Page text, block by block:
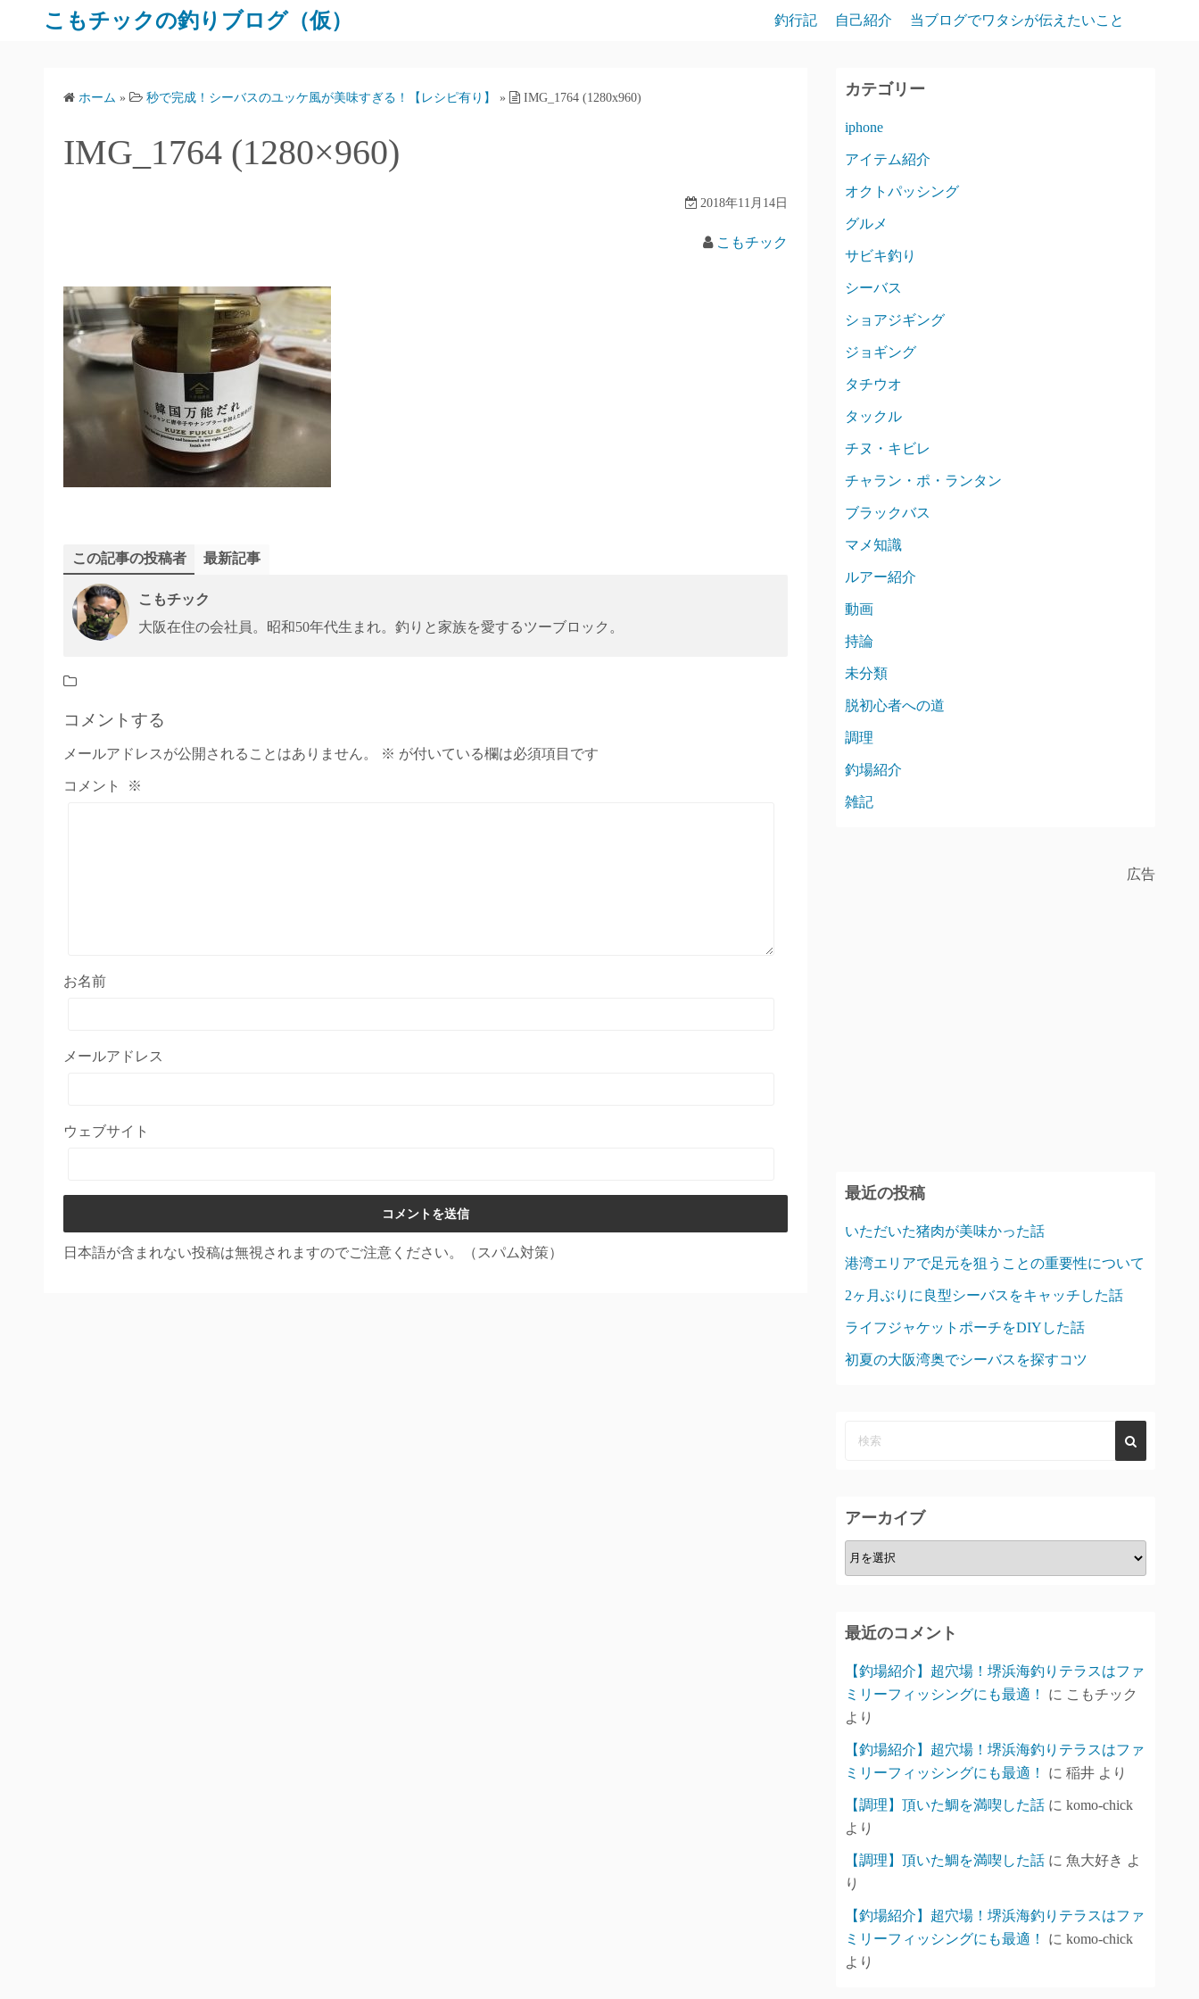
こもチックの釣りブログ（仮） 釣行記 自己紹介 当ブログでワタシが伝えたいこと
ホーム » 秒で完成！シーバスのユッケ風が美味すぎる！【レシピ有り】 » IMG_1764 (1280x960)
IMG_1764 (1280×960)
2018年11月14日
こもチック
この記事の投稿者 最新記事
こもチック
大阪在住の会社員。昭和50年代生まれ。釣りと家族を愛するツーブロック。
コメントする
メールアドレスが公開されることはありません。 ※ が付いている欄は必須項目です
コメント ※
お名前
メールアドレス
ウェブサイト
日本語が含まれない投稿は無視されますのでご注意ください。（スパム対策）
カテゴリー
iphone
アイテム紹介
オクトパッシング
グルメ
サビキ釣り
シーバス
ショアジギング
ジョギング
タチウオ
タックル
チヌ・キビレ
チャラン・ポ・ランタン
ブラックバス
マメ知識
ルアー紹介
動画
持論
未分類
脱初心者への道
調理
釣場紹介
雑記
広告
最近の投稿
いただいた猪肉が美味かった話
港湾エリアで足元を狙うことの重要性について
2ヶ月ぶりに良型シーバスをキャッチした話
ライフジャケットポーチをDIYした話
初夏の大阪湾奥でシーバスを探すコツ
アーカイブ
ア
ー
ブ
最近のコメント
【釣場紹介】超穴場！堺浜海釣りテラスはファ
ミリーフィッシングにも最適！
に こもチック
より
【釣場紹介】超穴場！堺浜海釣りテラスはファ
ミリーフィッシングにも最適！
に 稲井 より
【調理】頂いた鯛を満喫した話 に komo-chick
より
【調理】頂いた鯛を満喫した話 に 魚大好き よ
り
【釣場紹介】超穴場！堺浜海釣りテラスはファ
ミリーフィッシングにも最適！
に komo-chick
より